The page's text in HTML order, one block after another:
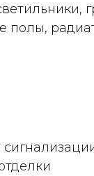
полы,